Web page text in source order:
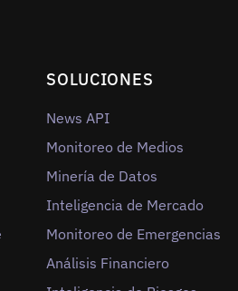
SOLUCIONES
News API
Monitoreo de Medios
Minería de Datos
Inteligencia de Mercado
Monitoreo de Emergencias
Análisis Financiero